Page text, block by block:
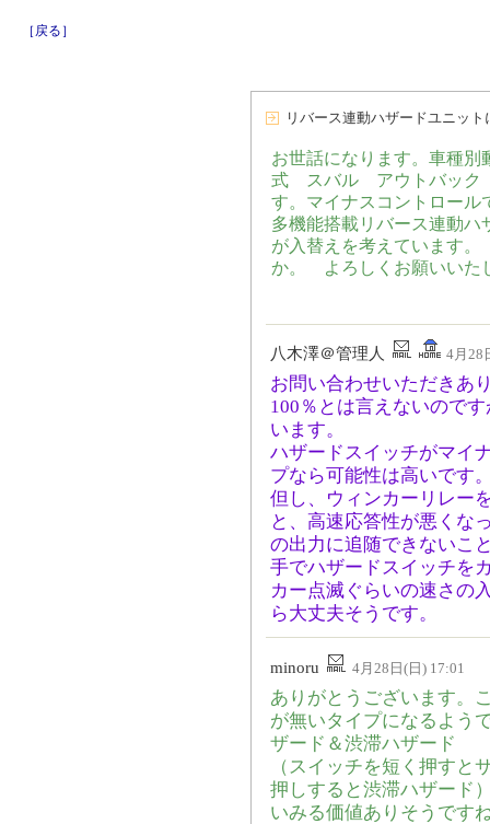
［戻る］
リバース連動ハザードユニット
お世話になります。車種別
式 スバル アウトバック
す。マイナスコントロー
多機能搭載リバース連動
が入替えを考えています
か。 よろしくお願いいた
八木澤＠管理人 4月28
お問い合わせいただきあ
100％とは言えないので
います。
ハザードスイッチがマイ
プなら可能性は高いです
但し、ウィンカーリレー
と、高速応答性が悪くな
の出力に追随できないこ
手でハザードスイッチを
カー点滅ぐらいの速さの
ら大丈夫そうです。
minoru 4月28日(日) 17:01
ありがとうございます。
が無いタイプになるよう
ザード＆渋滞ハザード
（スイッチを短く押すと
押しすると渋滞ハザード
いみる価値ありそうです